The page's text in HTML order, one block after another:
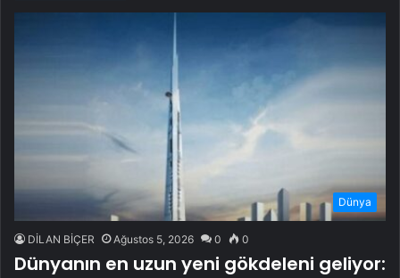
Dünya
DİLAN BİÇER Ağustos 5, 2026 0 0
Dünyanın en uzun yeni gökdeleni geliyor: